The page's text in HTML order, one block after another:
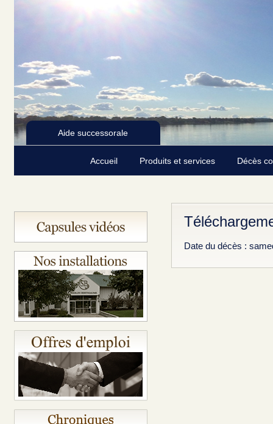
Aide successorale
Accueil Produits et services Décès
Date du décès :